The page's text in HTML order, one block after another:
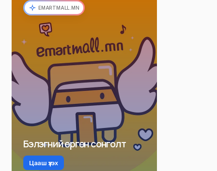
EMARTMALL.MN
Бэлэгний өргөн сонголт
Цааш үзэх